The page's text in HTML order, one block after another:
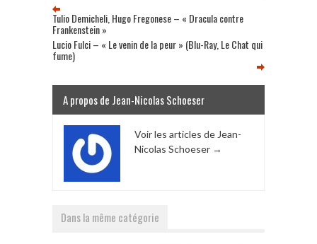
Tulio Demicheli, Hugo Fregonese – « Dracula contre
Frankenstein »
Lucio Fulci – « Le venin de la peur » (Blu-Ray, Le Chat qui
fume)
A propos de Jean-Nicolas Schoeser
Voir les articles de Jean-
Nicolas Schoeser →
Dans la même catégorie